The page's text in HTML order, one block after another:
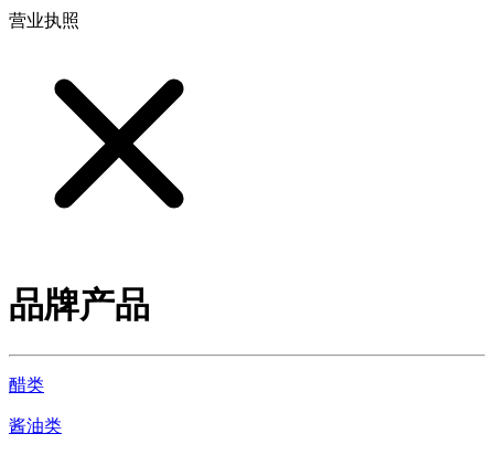
营业执照
品牌产品
醋类
酱油类